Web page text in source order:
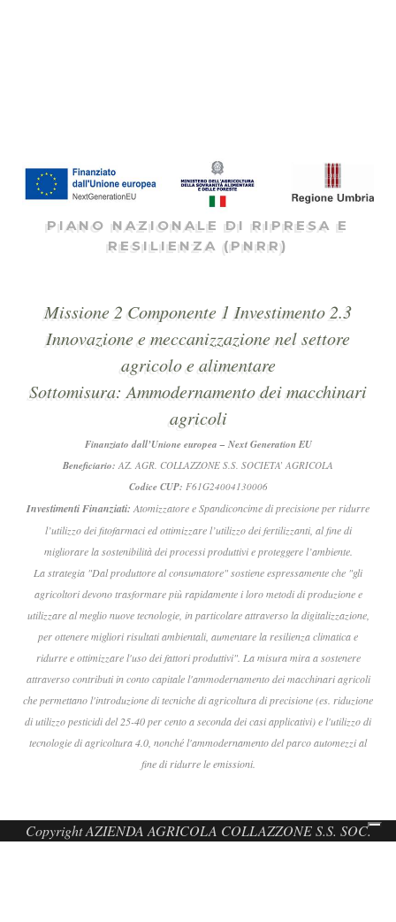
PIANO NAZIONALE DI RIPRESA E
RESILIENZA (PNRR)
Missione 2 Componente 1 Investimento 2.3
Innovazione e meccanizzazione nel settore
agricolo e alimentare
Sottomisura: Ammodernamento dei macchinari
agricoli
Finanziato dall’Unione europea – Next Generation EU
Beneficiario: AZ. AGR. COLLAZZONE S.S. SOCIETA’ AGRICOLA
Codice CUP: F61G24004130006
Investimenti Finanziati: Atomizzatore e Spandiconcime di precisione per ridurre
l’utilizzo dei fitofarmaci ed ottimizzare l’utilizzo dei fertilizzanti, al fine di
migliorare la sostenibilità dei processi produttivi e proteggere l’ambiente.
La strategia "Dal produttore al consumatore" sostiene espressamente che "gli
agricoltori devono trasformare più rapidamente i loro metodi di produzione e
utilizzare al meglio nuove tecnologie, in particolare attraverso la digitalizzazione,
per ottenere migliori risultati ambientali, aumentare la resilienza climatica e
ridurre e ottimizzare l'uso dei fattori produttivi". La misura mira a sostenere
attraverso contributi in conto capitale l'ammodernamento dei macchinari agricoli
che permettano l'introduzione di tecniche di agricoltura di precisione (es. riduzione
di utilizzo pesticidi del 25-40 per cento a seconda dei casi applicativi) e l'utilizzo di
tecnologie di agricoltura 4.0, nonché l'ammodernamento del parco automezzi al
fine di ridurre le emissioni.
Copyright AZIENDA AGRICOLA COLLAZZONE S.S. SOC.